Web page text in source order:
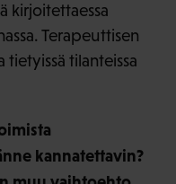
kirjoitettaessa
Terapeuttisen
tilanteissa
kannatettavin?